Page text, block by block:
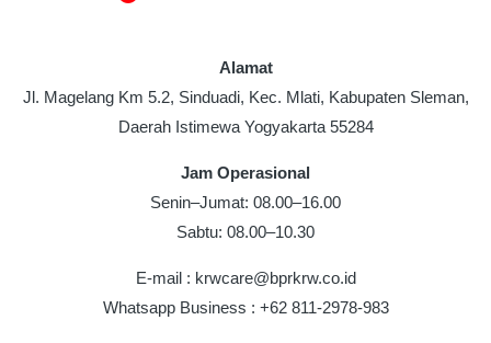
Alamat
Jl. Magelang Km 5.2, Sinduadi, Kec. Mlati, Kabupaten Sleman,
Daerah Istimewa Yogyakarta 55284
Jam Operasional
Senin–Jumat: 08.00–16.00
Sabtu: 08.00–10.30
E-mail : krwcare@bprkrw.co.id
Whatsapp Business : +62 811-2978-983